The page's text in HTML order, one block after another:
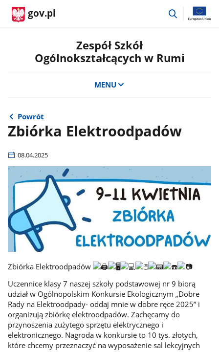
gov.pl
przejdź
Zespół Szkół
Ogólnokształcących w Rumi
MENU
Powrót
Zbiórka Elektroodpadów
08.04.2025
Zbiórka Elektroodpadów
Uczennice klasy 7 naszej szkoły podstawowej nr 9 biorą
udział w Ogólnopolskim Konkursie Ekologicznym „Dobre
Rady na Elektroodpady- oddaj mnie w dobre ręce 2025” i
organizują zbiórkę elektroodpadów. Zachęcamy do
przynoszenia zużytego sprzętu elektrycznego i
elektronicznego. Nagroda w konkursie to 10 tys. złotych,
które chcemy przeznaczyć na wyposażenie sal lekcyjnych